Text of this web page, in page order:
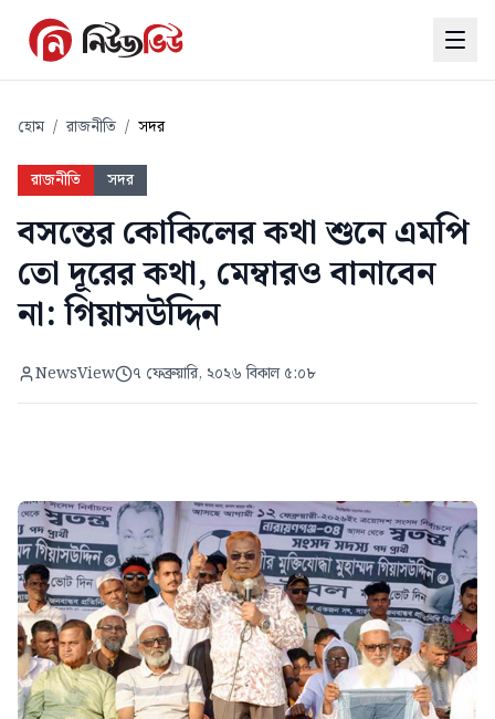
হোম / রাজনীতি / সদর
রাজনীতি সদর
বসন্তের কোকিলের কথা শুনে এমপি
তো দূরের কথা, মেম্বারও বানাবেন
না: গিয়াসউদ্দিন
NewsView ৭ ফেব্রুয়ারি, ২০২৬ বিকাল ৫:০৮